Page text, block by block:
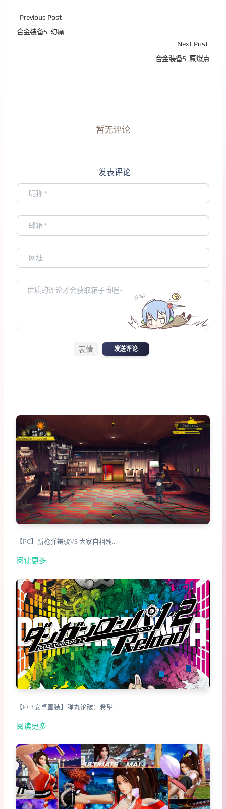
Previous Post
合金装备5_幻痛
Next Post
合金装备5_原爆点
暂无评论
发表评论
表情 发送评论
【PC】新枪弹辩驳V3 大家自相残…
阅读更多
【PC+安卓直装】弹丸论破：希望…
阅读更多